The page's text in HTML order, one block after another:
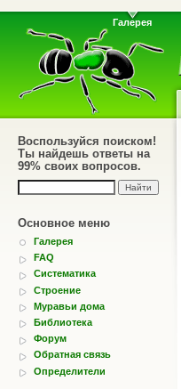
Галерея
Воспользуйся поиском!
Ты найдешь ответы на
99% своих вопросов.
Основное меню
Галерея
FAQ
Систематика
Строение
Муравьи дома
Библиотека
Форум
Обратная связь
Определители